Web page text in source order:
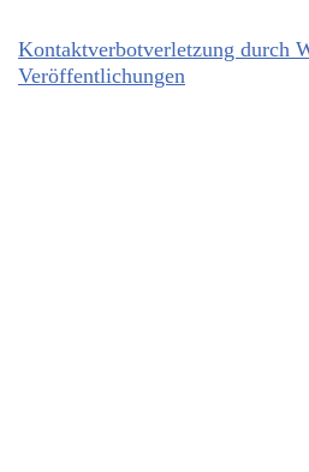
Kontaktverbotverletzung durch
Veröffentlichungen